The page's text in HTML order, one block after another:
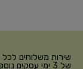
של 3 ימי